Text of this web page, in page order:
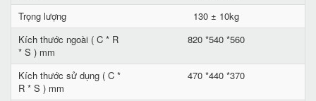
Trọng lượng
130 ± 10kg
Kích thước ngoài ( C * R
* S ) mm
820 *540 *560
Kích thước sử dụng ( C *
R * S ) mm
470 *440 *370